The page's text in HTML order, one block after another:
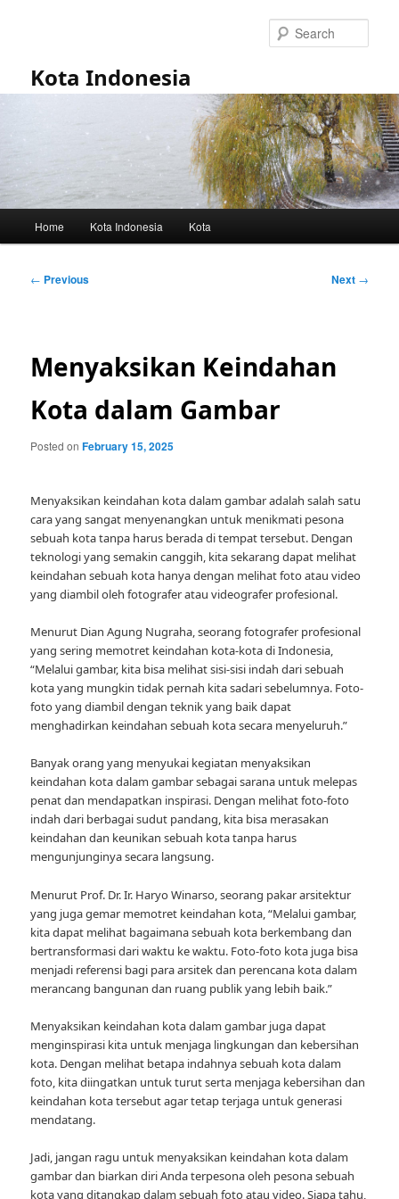
Kota Indonesia
Home Kota Indonesia Kota
Post
← Previous Next →
Menyaksikan Keindahan
Kota dalam Gambar
Posted onFebruary 15, 2025
Menyaksikan keindahan kota dalam gambar adalah salah satu
cara yang sangat menyenangkan untuk menikmati pesona
sebuah kota tanpa harus berada di tempat tersebut. Dengan
teknologi yang semakin canggih, kita sekarang dapat melihat
keindahan sebuah kota hanya dengan melihat foto atau video
yang diambil oleh fotografer atau videografer profesional.
Menurut Dian Agung Nugraha, seorang fotografer profesional
yang sering memotret keindahan kota-kota di Indonesia,
“Melalui gambar, kita bisa melihat sisi-sisi indah dari sebuah
kota yang mungkin tidak pernah kita sadari sebelumnya. Foto-
foto yang diambil dengan teknik yang baik dapat
menghadirkan keindahan sebuah kota secara menyeluruh.”
Banyak orang yang menyukai kegiatan menyaksikan
keindahan kota dalam gambar sebagai sarana untuk melepas
penat dan mendapatkan inspirasi. Dengan melihat foto-foto
indah dari berbagai sudut pandang, kita bisa merasakan
keindahan dan keunikan sebuah kota tanpa harus
mengunjunginya secara langsung.
Menurut Prof. Dr. Ir. Haryo Winarso, seorang pakar arsitektur
yang juga gemar memotret keindahan kota, “Melalui gambar,
kita dapat melihat bagaimana sebuah kota berkembang dan
bertransformasi dari waktu ke waktu. Foto-foto kota juga bisa
menjadi referensi bagi para arsitek dan perencana kota dalam
merancang bangunan dan ruang publik yang lebih baik.”
Menyaksikan keindahan kota dalam gambar juga dapat
menginspirasi kita untuk menjaga lingkungan dan kebersihan
kota. Dengan melihat betapa indahnya sebuah kota dalam
foto, kita diingatkan untuk turut serta menjaga kebersihan dan
keindahan kota tersebut agar tetap terjaga untuk generasi
mendatang.
Jadi, jangan ragu untuk menyaksikan keindahan kota dalam
gambar dan biarkan diri Anda terpesona oleh pesona sebuah
kota yang ditangkap dalam sebuah foto atau video. Siapa tahu,